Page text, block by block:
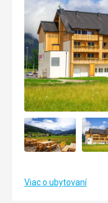
Viac o ubytovaní